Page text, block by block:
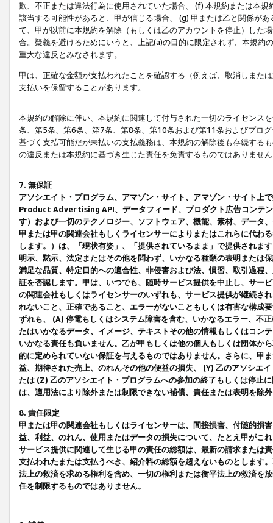
欺、不正または違法行為に使用されていた場合、 (f) 本規約または本
該当する可能性があると、甲が信じる場合、 (g) 甲または乙と関係が
て、甲が以前に本規約を解除（もしくは乙のアカウントを停止）した
合。疑義を避けるためにいうと、上記(a)の目的に限定されず、本規
重大な違反とみなされます。
甲は、正確な金額が支払われたことを確認する（例えば、取消しまた
支払いを保留することがあります。
本規約の解除に伴い、本規約に関連して付与された一切のライセンス
条、第5条、第6条、第7条、第8条、第10条および第11条およびプロ
基づく支払可能だが未払いの支払義務は、本規約の解除後も存続する
の違反または本規約に基づき生じた責任を免責するものではありませ
7. 無保証
アソシエイト・プログラム、アマゾン・サイト、アマゾン・サイト上
Product Advertising API、データフィード、プロダクト広告コンテ
す）および一切のテクノロジー、ソフトウェア、機能、素材、データ
甲または甲の関連会社もしくライセンサーによりまたはこれらに代わ
します。）は、「現状有姿」、「提供されているまま」で提供されま
明示、黙示、法定またはその他を問わず、いかなる種類の表明または
満足な品質、特定目的への適合性、非侵害および法、慣習、取引過程
証を否認します。甲は、いつでも、随時サービス提供を中止し、サー
の関連会社もしくはライセンサーのいずれも、サービス提供が継続さ
れないこと、正確であること、エラーがないこともしくは有害な構成
ずれも、 (A) 停電もしくはシステム障害を含む、いかなるエラー、不
たはいかなるデータ、イメージ、テキストその他の情報もしくはコン
いかなる責任も負いません。乙が甲もしくは他の個人もしくは団体か
的に定められていない保証を与えるものではありません。さらに、甲
益、期待された売上、のれんその他の便益の損失、 (Y) 乙のアソシエ
たは (Z) 乙のアソシエイト・プログラムへの参加の終了もしくは停止
は、適用法により除外または制限できない補償、責任または表明を除
8. 責任限定
甲または甲の関連会社もしくはライセンサーは、間接損害、付随的損
益、利益、のれん、使用またはデータの損失について、たとえ甲がこ
サービス提供に関連して生じる甲の責任の総額は、最新の請求または
支払われたまたは支払うべき、紹介料の総額を超えないものとします
法上の救済を求める権利を含め、一切の権利または衡平法上の救済を
任を制限するものではありません。